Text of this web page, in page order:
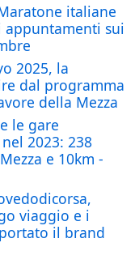
italiane
appuntamenti sui
2025, la
dal programma
della Mezza
le gare
2023: 238
e 10km -
viaggio e i
il brand